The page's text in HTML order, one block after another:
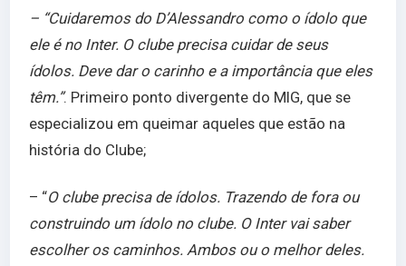
– “Cuidaremos do D’Alessandro como o ídolo que
ele é no Inter. O clube precisa cuidar de seus
ídolos. Deve dar o carinho e a importância que eles
têm.”. Primeiro ponto divergente do MIG, que se
especializou em queimar aqueles que estão na
história do Clube;
– “O clube precisa de ídolos. Trazendo de fora ou
construindo um ídolo no clube. O Inter vai saber
escolher os caminhos. Ambos ou o melhor deles.